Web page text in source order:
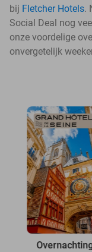
bij Fletcher Hotels.
Social Deal nog
onze voordelige
onvergetelijk